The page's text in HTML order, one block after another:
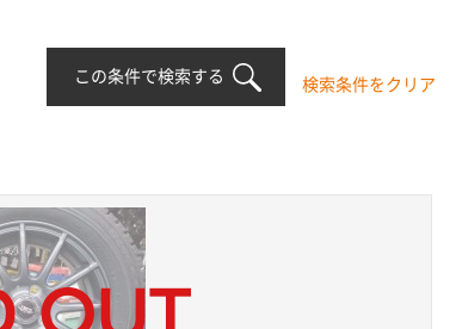
この条件で検索する 検索条件をクリア